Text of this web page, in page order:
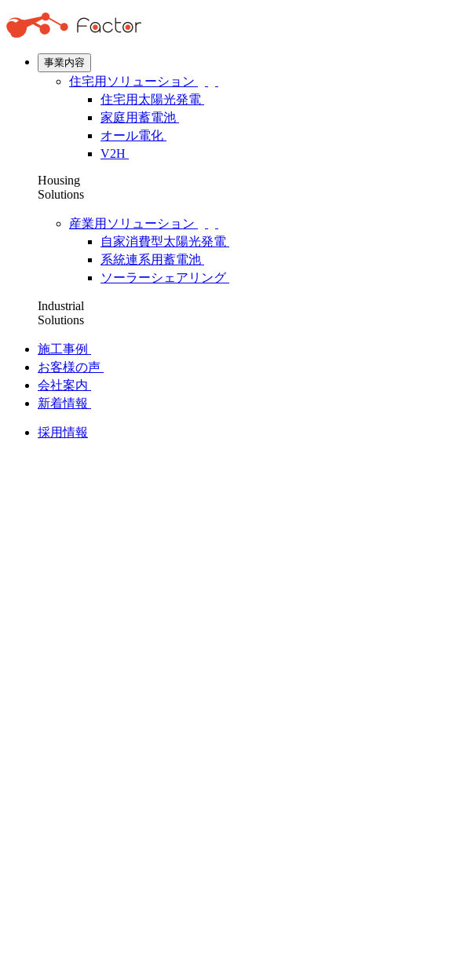
事業内容
住宅用ソリューション
住宅用太陽光発電
家庭用蓄電池
オール電化
V2H
Housing
Solutions
産業用ソリューション
自家消費型太陽光発電
系統連系用蓄電池
ソーラーシェアリング
Industrial
Solutions
施工事例
お客様の声
会社案内
新着情報
採用情報